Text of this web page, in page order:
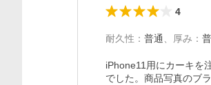
4
耐久性 ： 普通 厚み ：
iPhone11用にカーキを
でした。商品写真のブ